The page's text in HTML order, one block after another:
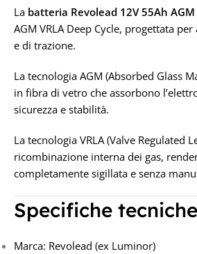
La batteria Revolead 12V 55Ah AGM
AGM VRLA Deep Cycle, progettata
e di trazione.
La tecnologia AGM (Absorbed Glass
in fibra di vetro che assorbono
sicurezza e stabilità.
La tecnologia VRLA (Valve Regulated
ricombinazione interna dei gas,
completamente sigillata e senza
Specifiche tecniche
Marca: Revolead (ex Luminor)